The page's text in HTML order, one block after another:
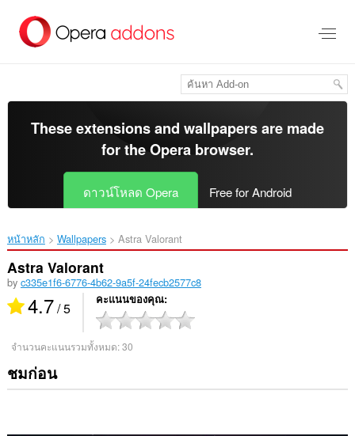
These extensions and wallpapers are made
for theOpera browser.
ดาวน์โหลด Opera Free for Android
หน้าหลัก Wallpapers Astra Valorant‎
Astra Valorant
by c335e1f6-6776-4b62-9a5f-24fecb2577c8
4.7/ 5 คะแนนของคุณ
จำนวนคะแนนรวมทั้งหมด:30
ชมก่อน